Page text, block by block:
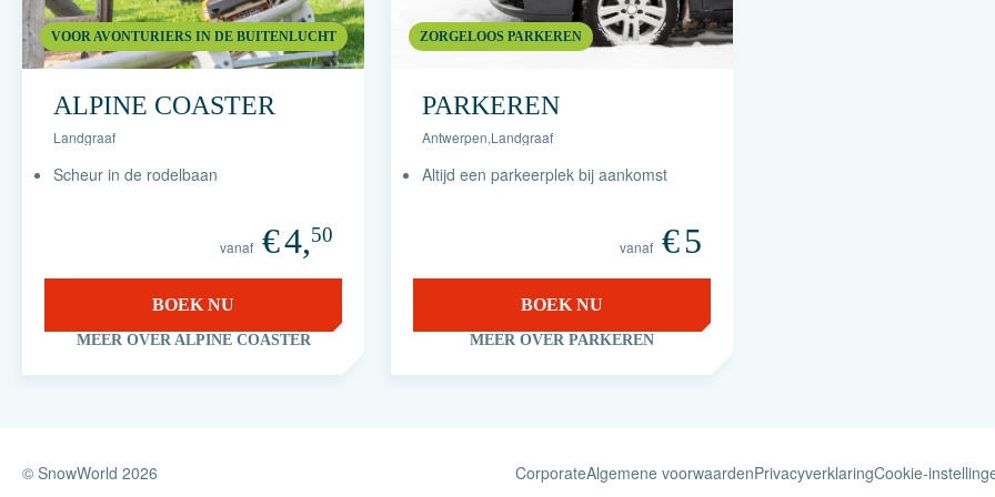
VOOR AVONTURIERS IN DE BUITENLUCHT
ALPINE COASTER
Landgraaf
Scheur in de rodelbaan
vanaf €4,50
BOEK NU
MEER OVER ALPINE COASTER
ZORGELOOS PARKEREN
PARKEREN
Antwerpen,Landgraaf
Altijd een parkeerplek bij aankomst
vanaf €5
BOEK NU
MEER OVER PARKEREN
© SnowWorld 2026 CorporateAlgemene voorwaardenPrivacyverklaringCookie-